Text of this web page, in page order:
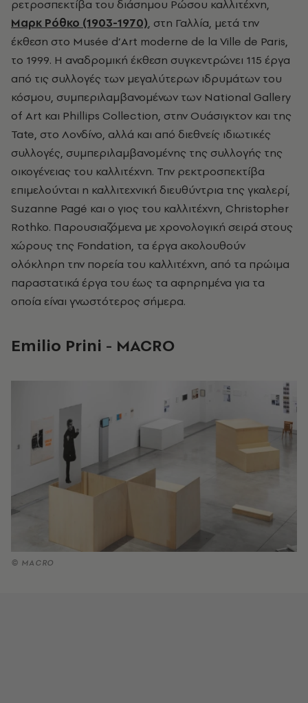
ρετροσπεκτίβα του διάσημου Ρώσου καλλιτέχνη,
Μαρκ Ρόθκο (1903-1970), στη Γαλλία, μετά την
έκθεση στο Musée d’Art moderne de la Ville de Paris,
το 1999. Η αναδρομική έκθεση συγκεντρώνει 115 έργα
από τις συλλογές των μεγαλύτερων ιδρυμάτων του
κόσμου, συμπεριλαμβανομένων των National Gallery
of Art και Phillips Collection, στην Ουάσιγκτον και της
Tate, στο Λονδίνο, αλλά και από διεθνείς ιδιωτικές
συλλογές, συμπεριλαμβανομένης της συλλογής της
οικογένειας του καλλιτέχνη. Την ρεκτροσπεκτίβα
επιμελούνται η καλλιτεχνική διευθύντρια της γκαλερί,
Suzanne Pagé και ο γιος του καλλιτέχνη, Christopher
Rothko. Παρουσιαζόμενα με χρονολογική σειρά στους
χώρους της Fondation, τα έργα ακολουθούν
ολόκληρη την πορεία του καλλιτέχνη, από τα πρώιμα
παραστατικά έργα του έως τα αφηρημένα για τα
οποία είναι γνωστότερος σήμερα.
Emilio Prini - MACRO
© MACRO